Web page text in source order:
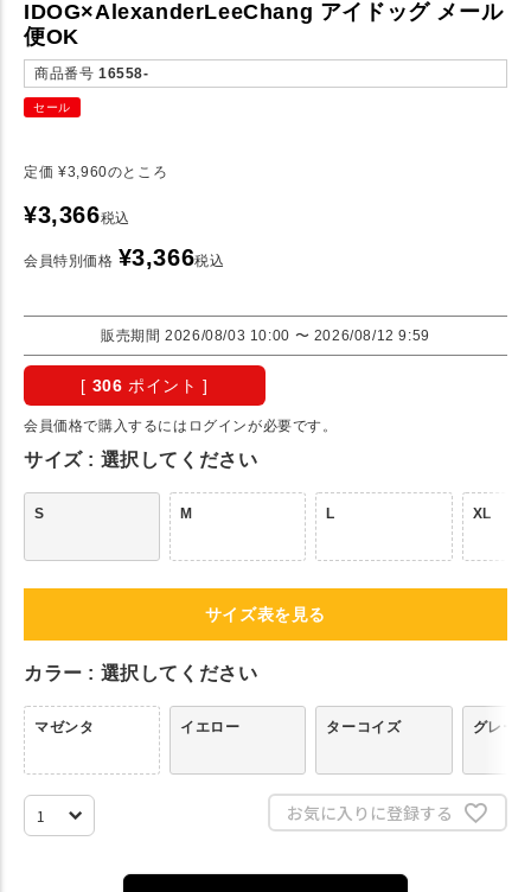
IDOG×AlexanderLeeChang アイドッグ メール
便OK
商品番号 16558-
セール
定価 ¥3,960のところ
¥3,366税込
会員特別価格 ¥3,366税込
販売期間 2026/08/03 10:00 〜 2026/08/12 9:59
[ 306 ポイント ]
会員価格で購入するにはログインが必要です。
サイズ 選択してください
S M L XL
サイズ表を見る
カラー 選択してください
マゼンタ イエロー ターコイズ グレー
お気に入りに登録する